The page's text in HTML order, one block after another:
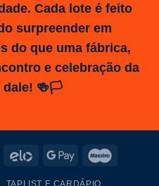
Cada lote é feito
surpreender em
do que uma fábrica,
e celebração da
dale! 🍻🏳️
Credit
Elo
Google
TAPLIST E CARDÁPIO